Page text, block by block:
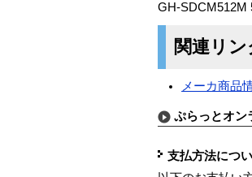
GH-SDCM512M
関連リン
メーカ商品
ぷらっとオン
支払方法につ